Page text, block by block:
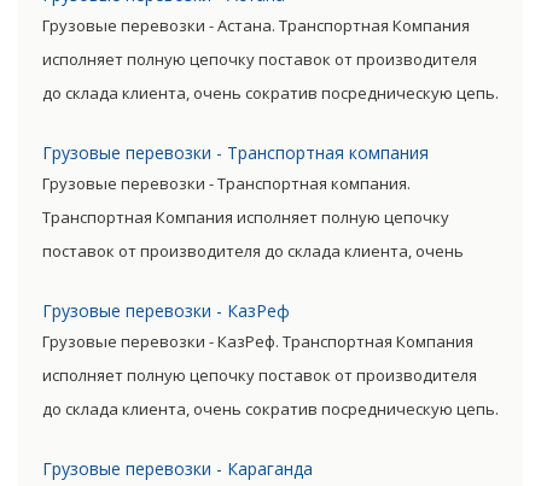
товара.
Грузовые перевозки - Астана. Транспортная Компания
исполняет полную цепочку поставок от производителя
до склада клиента, очень сократив посредническую цепь.
затраты, существенно снизив уровень итоговой цены
товара.
Грузовые перевозки - Транспортная компания
Грузовые перевозки - Транспортная компания.
Транспортная Компания исполняет полную цепочку
поставок от производителя до склада клиента, очень
позволяют уменьшить транспортные затраты,
существенно снизив уровень итоговой цены товара.
Грузовые перевозки - КазРеф
Грузовые перевозки - КазРеф. Транспортная Компания
исполняет полную цепочку поставок от производителя
до склада клиента, очень сократив посредническую цепь.
затраты, существенно снизив уровень итоговой цены
Грузовые перевозки - Караганда